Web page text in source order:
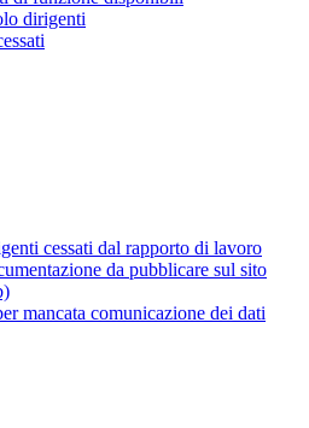
dirigenti
cessati dal rapporto di lavoro
da pubblicare sul sito
mancata comunicazione dei dati